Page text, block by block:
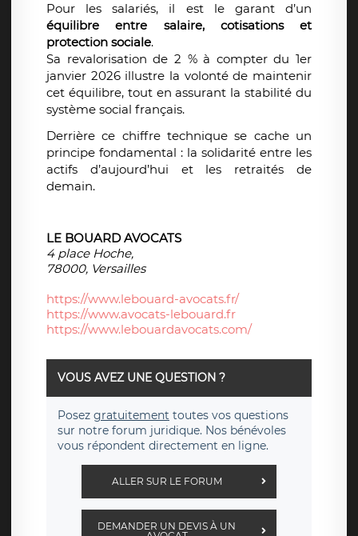
Pour les salariés, il est le garant d’un
équilibre entre salaire, cotisations et
protection sociale.
Sa revalorisation de 2 % à compter du 1er
janvier 2026 illustre la volonté de maintenir
cet équilibre, tout en assurant la stabilité du
système social français.
Derrière ce chiffre technique se cache un
principe fondamental : la solidarité entre les
actifs d’aujourd’hui et les retraités de
demain.
LE BOUARD AVOCATS
4 place Hoche,
78000, Versailles
https://www.lebouard-avocats.fr/
https://www.avocats-lebouard.fr
https://www.lebouardavocats.com/
VOUS AVEZ UNE QUESTION ?
Posez gratuitement toutes vos questions
sur notre forum juridique. Nos bénévoles
vous répondent directement en ligne.
ALLER SUR LE FORUM
DEMANDER UN DEVIS À UN